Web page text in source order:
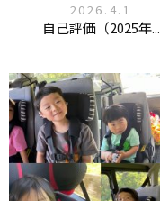
2026.4.1
自己評価（2025年...